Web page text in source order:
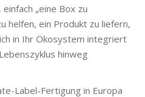
„eine Box zu
helfen, ein Produkt zu liefern,
in Ihr Ökosystem integriert
hinweg
Label-Fertigung in Europa